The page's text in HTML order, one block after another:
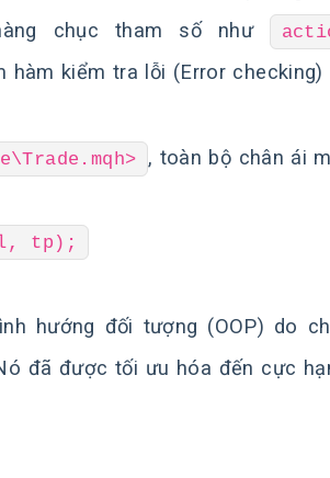
chục tham số như
hàm kiểm tra lỗi (Error checking)
, toàn bộ chân ái
tp);
hướng đối tượng (OOP) do
đã được tối ưu hóa đến cực